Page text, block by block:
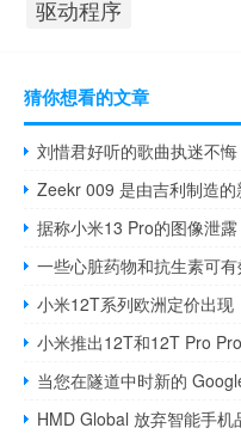
驱动程序
猜你想看的文章
刘惜君好听的歌曲执迷不悔
Zeekr 009 是由吉利制造
据称小米13 Pro的图像泄
一些心脏药物和抗生素可
小米12T系列欧洲定价出现
小米推出12T和12T Pro
当您在隧道中时新的